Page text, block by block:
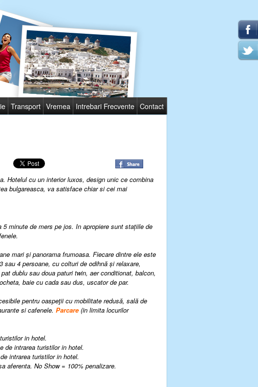
Transport Vremea Intrebari Frecvente Contact
Hotelulcu un interior luxos, design unic ce combina
bulgareasca, va satisface chiar si cei mai
5 minute de mers pe jos. In apropiere sunt stațiile de
mari și panorama frumoasa. Fiecare dintre ele este
4 persoane, cu colturi de odihnă și relaxare,
dublu sau doua paturi twin, aer conditionat, balcon,
baie cu cada sau dus, uscator de par.
pentru oaspeţii cu mobilitate redusă, sală de
si cafenele. Parcare(in limita locurilor
in hotel.
de intrarea turistilor in hotel.
intrarea turistilor in hotel.
aferenta. No Show = 100% penalizare.